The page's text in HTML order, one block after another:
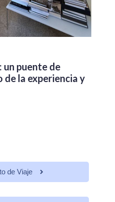
un puente de
la experiencia y
de Viaje